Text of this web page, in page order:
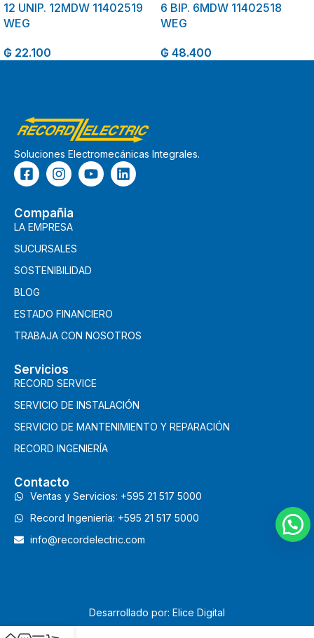
12 UNIP. 12MDW 11402519
WEG
₲ 22.100
6 BIP. 6MDW 11402518
WEG
₲ 48.400
Soluciones Electromecánicas Integrales.
Compañia
LA EMPRESA
SUCURSALES
SOSTENIBILIDAD
BLOG
ESTADO FINANCIERO
TRABAJA CON NOSOTROS
Servicios
RECORD SERVICE
SERVICIO DE INSTALACIÓN
SERVICIO DE MANTENIMIENTO Y REPARACIÓN
RECORD INGENIERÍA
Contacto
Ventas y Servicios: +595 21 517 5000
Record Ingeniería: +595 21 517 5000
info@recordelectric.com
Desarrollado por: Elice Digital